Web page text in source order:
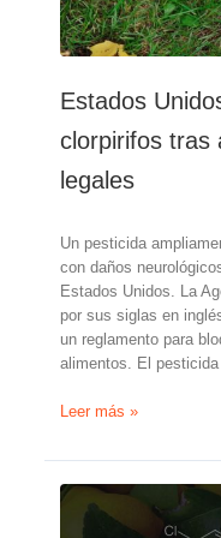
Estados
clorpirifos tras
legales
Un pesticida
con daños
Estados Unidos. La
por sus siglas en
un reglamento para
alimentos. El
Estados
prohibirá
el
uso
Leer más »